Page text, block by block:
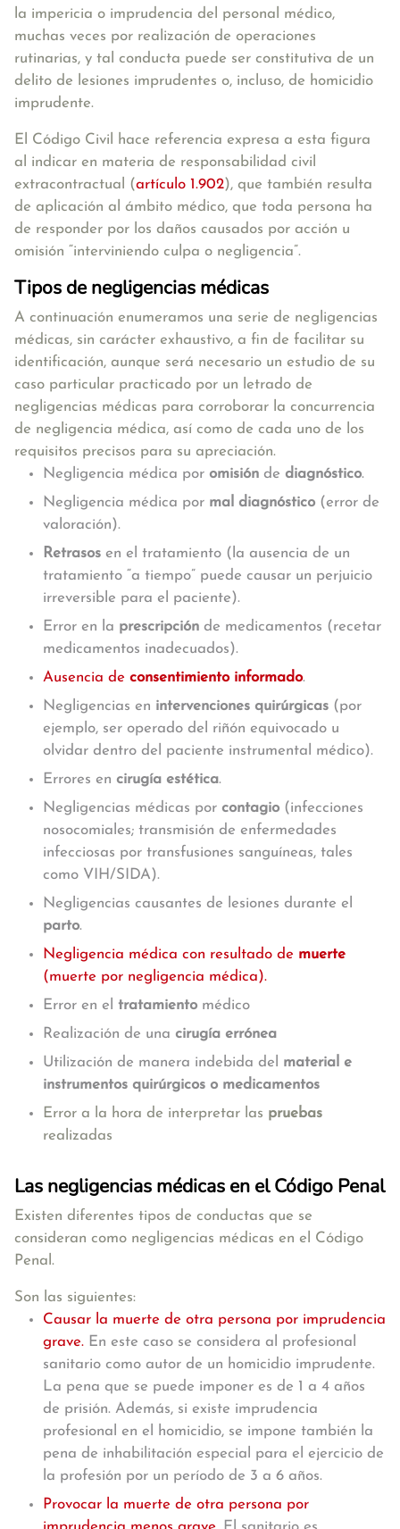
la impericia o imprudencia del personal médico,
muchas veces por realización de operaciones
rutinarias, y tal conducta puede ser constitutiva de un
delito de lesiones imprudentes o, incluso, de homicidio
imprudente.
El Código Civil hace referencia expresa a esta figura
al indicar en materia de responsabilidad civil
extracontractual (artículo 1.902), que también resulta
de aplicación al ámbito médico, que toda persona ha
de responder por los daños causados por acción u
omisión “interviniendo culpa o negligencia”.
Tipos de negligencias médicas
A continuación enumeramos una serie de negligencias
médicas, sin carácter exhaustivo, a fin de facilitar su
identificación, aunque será necesario un estudio de su
caso particular practicado por un letrado de
negligencias médicas para corroborar la concurrencia
de negligencia médica, así como de cada uno de los
requisitos precisos para su apreciación.
Negligencia médica por omisión de diagnóstico.
Negligencia médica por mal diagnóstico (error de
valoración).
Retrasos en el tratamiento (la ausencia de un
tratamiento “a tiempo” puede causar un perjuicio
irreversible para el paciente).
Error en la prescripción de medicamentos (recetar
medicamentos inadecuados).
Ausencia de consentimiento informado.
Negligencias en intervenciones quirúrgicas (por
ejemplo, ser operado del riñón equivocado u
olvidar dentro del paciente instrumental médico).
Errores en cirugía estética.
Negligencias médicas por contagio (infecciones
nosocomiales; transmisión de enfermedades
infecciosas por transfusiones sanguíneas, tales
como VIH/SIDA).
Negligencias causantes de lesiones durante el
parto.
Negligencia médica con resultado de muerte
(muerte por negligencia médica).
Error en el tratamiento médico
Realización de una cirugía errónea
Utilización de manera indebida del material e
instrumentos quirúrgicos o medicamentos
Error a la hora de interpretar las pruebas
realizadas
Las negligencias médicas en el Código Penal
Existen diferentes tipos de conductas que se
consideran como negligencias médicas en el Código
Penal.
Son las siguientes:
Causar la muerte de otra persona por imprudencia
grave. En este caso se considera al profesional
sanitario como autor de un homicidio imprudente.
La pena que se puede imponer es de 1 a 4 años
de prisión. Además, si existe imprudencia
profesional en el homicidio, se impone también la
pena de inhabilitación especial para el ejercicio de
la profesión por un período de 3 a 6 años.
Provocar la muerte de otra persona por